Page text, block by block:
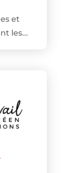
et
les...